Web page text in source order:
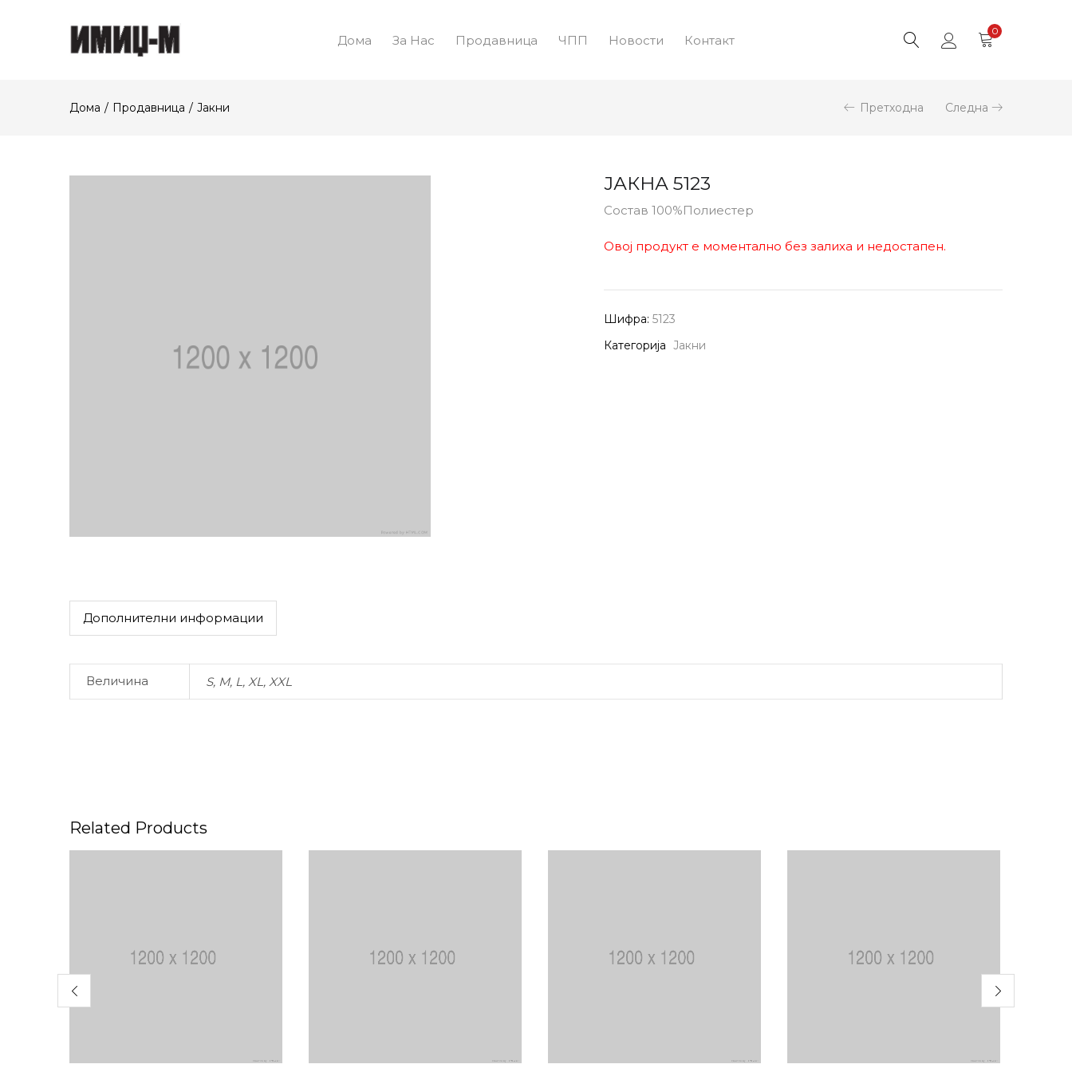
Дома За Нас Продавница ЧПП Новости Контакт
0
Дома Продавница Јакни Претходна Следна
ЈАКНА 5123
Состав 100%Полиестер
Овој продукт е моментално без залиха и недостапен.
Шифра: 5123
Категорија Јакни
Дополнителни информации
Величина S, M, L, XL, XXL
Related Products